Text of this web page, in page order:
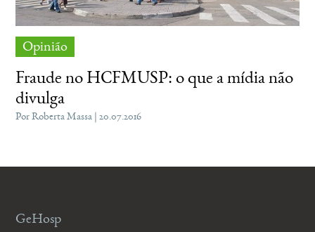
Opinião
Fraude no HCFMUSP: o que a mídia não
divulga
Por Roberta Massa | 20.07.2016
GeHosp